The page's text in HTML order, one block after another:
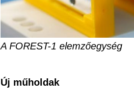
A FOREST-1 elemzőegység
Új műholdak